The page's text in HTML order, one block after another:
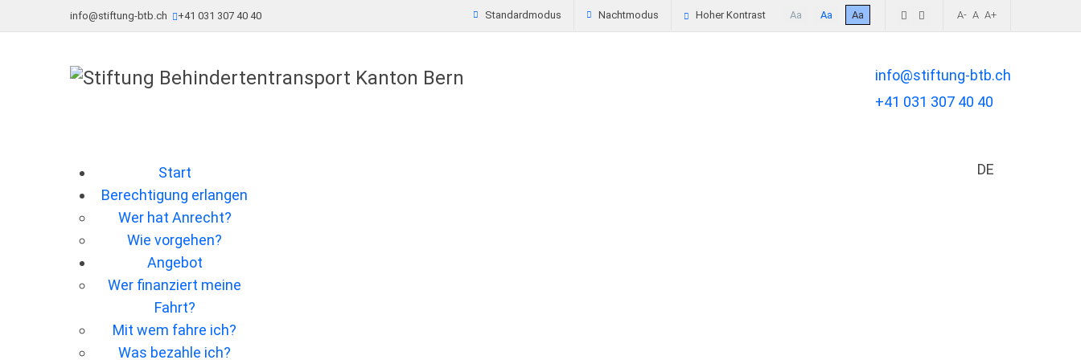
info@stiftung-btb.ch +41 031 307 40 40 Standardmodus Nachtmodus Hoher Kontrast Aa Aa Aa A- A A+
info@stiftung-btb.ch
+41 031 307 40 40
Start
Berechtigung erlangen
Wer hat Anrecht?
Wie vorgehen?
Angebot
Wer ﬁnanziert meine
Fahrt?
Mit wem fahre ich?
Was bezahle ich?
Sprache
DE